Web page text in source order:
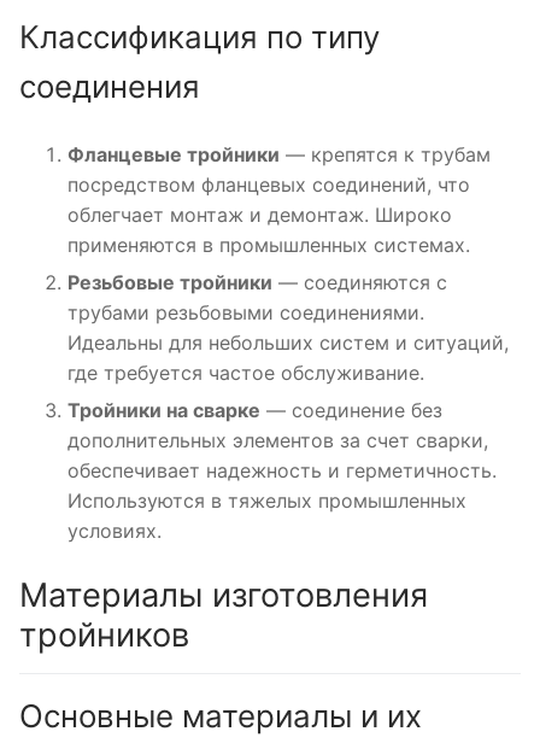
Классификация по типу
соединения
Фланцевые тройники — крепятся к трубам
посредством фланцевых соединений, что
облегчает монтаж и демонтаж. Широко
применяются в промышленных системах.
Резьбовые тройники — соединяются с
трубами резьбовыми соединениями.
Идеальны для небольших систем и ситуаций,
где требуется частое обслуживание.
Тройники на сварке — соединение без
дополнительных элементов за счет сварки,
обеспечивает надежность и герметичность.
Используются в тяжелых промышленных
условиях.
Материалы изготовления
тройников
Основные материалы и их